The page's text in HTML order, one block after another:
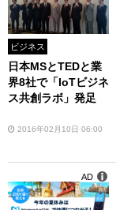
ビジネス
日本MSとTEDと業
界8社で「IoTビジネ
ス共創ラボ」発足
2016年02月10日 06:00
AD